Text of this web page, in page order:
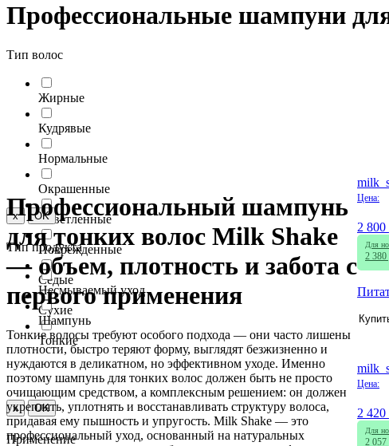
Профессиональные шампуни
Тип волос
Жирные
Кудрявые
Нормальные
Окрашенные
Осветленные
Поврежденные
Седые
Сухие
Тонкие
x OK
Тип продукта
Несмываемый уход
Шампунь
x OK
Применение
Цена:
2 800
Для
2 380
Цена:
2 420
Для
2 057
Профессиональный шампунь
для тонких волос Milk Shake
— объем, плотность и забота с
первого применения
Тонкие волосы требуют особого подхода — они часто лишены
плотности, быстро теряют форму, выглядят безжизненно и
нуждаются в деликатном, но эффективном уходе. Именно
поэтому шампунь для тонких волос должен быть не просто
очищающим средством, а комплексным решением: он должен
укреплять, уплотнять и восстанавливать структуру волоса,
придавая ему пышность и упругость. Milk Shake — это
профессиональный уход, основанный на натуральных